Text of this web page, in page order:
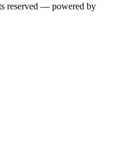
reserved — powered by